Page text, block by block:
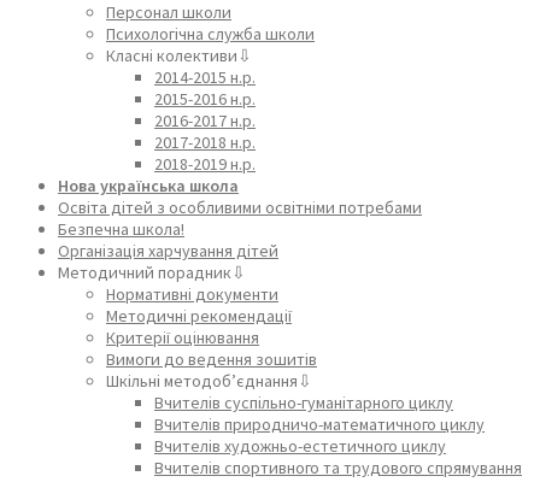
Персонал школи
Психологічна служба школи
Класні колективи⇩
2014-2015 н.р.
2015-2016 н.р.
2016-2017 н.р.
2017-2018 н.р.
2018-2019 н.р.
Нова українська школа
Освіта дітей з особливими освітніми потребами
Безпечна школа!
Організація харчування дітей
Методичний порадник⇩
Нормативні документи
Методичні рекомендації
Критерії оцінювання
Вимоги до ведення зошитів
Шкільні методоб’єднання⇩
Вчителів суспільно-гуманітарного циклу
Вчителів природничо-математичного циклу
Вчителів художньо-естетичного циклу
Вчителів спортивного та трудового спрямування